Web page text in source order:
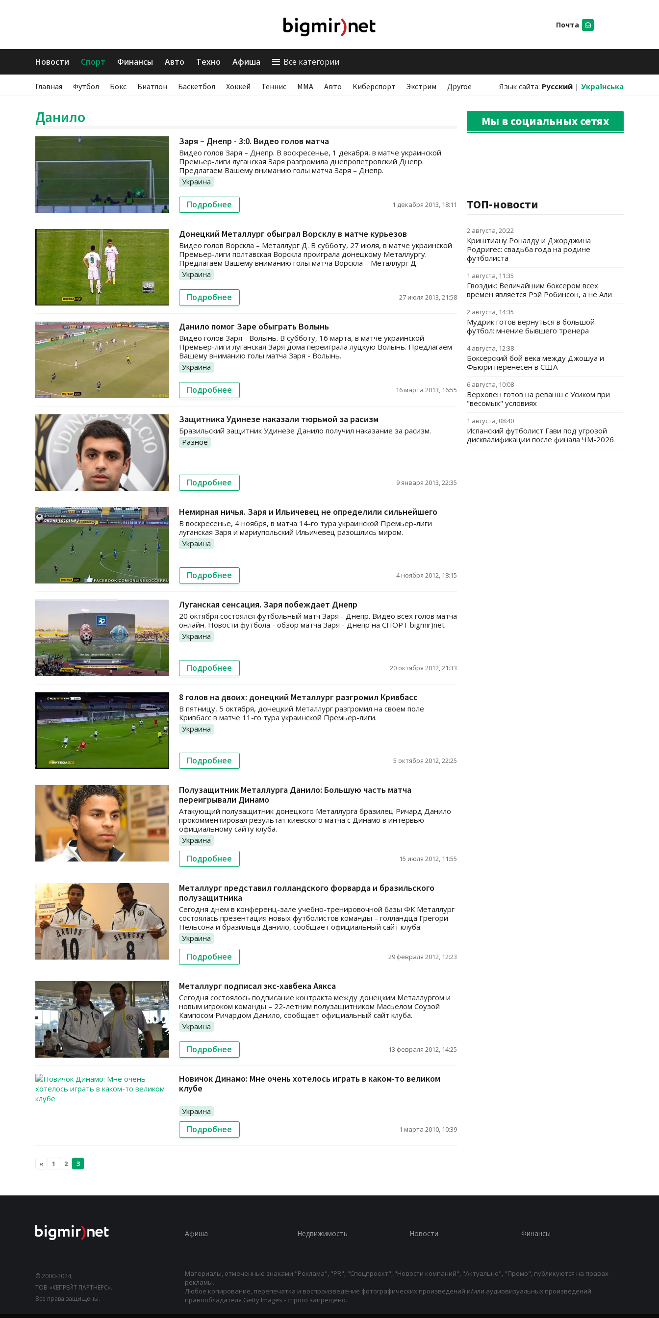
Почта
Новости Спорт Финансы Авто Техно Афиша Все категории
Главная Футбол Бокс Биатлон Баскетбол Хоккей Теннис ММА Авто Киберспорт Экстрим Другое Язык сайта: Русский | Українська
Данило
Заря – Днепр - 3:0. Видео голов матча
Видео голов Заря – Днепр. В воскресенье, 1 декабря, в матче украинской
Премьер-лиги луганская Заря разгромила днепропетровский Днепр.
Предлагаем Вашему вниманию голы матча Заря – Днепр.
Украина
Подробнее 1 декабря 2013, 18:11
Донецкий Металлург обыграл Ворсклу в матче курьезов
Видео голов Ворскла – Металлург Д. В субботу, 27 июля, в матче украинской
Премьер-лиги полтавская Ворскла проиграла донецкому Металлургу.
Предлагаем Вашему вниманию голы матча Ворскла – Металлург Д.
Украина
Подробнее 27 июля 2013, 21:58
Данило помог Заре обыграть Волынь
Видео голов Заря - Волынь. В субботу, 16 марта, в матче украинской
Премьер-лиги луганская Заря дома переиграла луцкую Волынь. Предлагаем
Вашему вниманию голы матча Заря - Волынь.
Украина
Подробнее 16 марта 2013, 16:55
Защитника Удинезе наказали тюрьмой за расизм
Бразильский защитник Удинезе Данило получил наказание за расизм.
Разное
Подробнее 9 января 2013, 22:35
Немирная ничья. Заря и Ильичевец не определили сильнейшего
В воскресенье, 4 ноября, в матча 14-го тура украинской Премьер-лиги
луганская Заря и мариупольский Ильичевец разошлись миром.
Украина
Подробнее 4 ноября 2012, 18:15
Луганская сенсация. Заря побеждает Днепр
20 октября состоялся футбольный матч Заря - Днепр. Видео всех голов матча
онлайн. Новости футбола - обзор матча Заря - Днепр на СПОРТ bigmir)net
Украина
Подробнее 20 октября 2012, 21:33
8 голов на двоих: донецкий Металлург разгромил Кривбасс
В пятницу, 5 октября, донецкий Металлург разгромил на своем поле
Кривбасс в матче 11-го тура украинской Премьер-лиги.
Украина
Подробнее 5 октября 2012, 22:25
Полузащитник Металлурга Данило: Большую часть матча
переигрывали Динамо
Атакующий полузащитник донецкого Металлурга бразилец Ричард Данило
прокомментировал результат киевского матча с Динамо в интервью
официальному сайту клуба.
Украина
Подробнее 15 июля 2012, 11:55
Металлург представил голландского форварда и бразильского
полузащитника
Сегодня днем в конференц-зале учебно-тренировочной базы ФК Металлург
состоялась презентация новых футболистов команды – голландца Грегори
Нельсона и бразильца Данило, сообщает официальный сайт клуба.
Украина
Подробнее 29 февраля 2012, 12:23
Металлург подписал экс-хавбека Аякса
Сегодня состоялось подписание контракта между донецким Металлургом и
новым игроком команды – 22-летним полузащитником Масьелом Соузой
Кампосом Ричардом Данило, сообщает официальный сайт клуба.
Украина
Подробнее 13 февраля 2012, 14:25
Новичок Динамо: Мне очень хотелось играть в каком-то великом
клубе
Украина
Подробнее 1 марта 2010, 10:39
« 1 2 3
Мы в социальных сетях
ТОП-новости
2 августа, 20:22
Криштиану Роналду и Джорджина
Родригес: свадьба года на родине
футболиста
1 августа, 11:35
Гвоздик: Величайшим боксером всех
времен является Рэй Робинсон, а не Али
2 августа, 14:35
Мудрик готов вернуться в большой
футбол: мнение бывшего тренера
4 августа, 12:38
Боксерский бой века между Джошуа и
Фьюри перенесен в США
6 августа, 10:08
Верховен готов на реванш с Усиком при
"весомых" условиях
1 августа, 08:40
Испанский футболист Гави под угрозой
дисквалификации после финала ЧМ-2026
© 2000-2024,
ТОВ «КЕПРЕЙТ ПАРТНЕРС».
Все права защищены.
Афиша Недвижимость Новости Финансы
Материалы, отмеченные знаками "Реклама", "PR", "Спецпроект", "Новости компаний", "Актуально", "Промо", публикуются на правах
рекламы.
Любое копирование, перепечатка и воспроизведение фотографических произведений и/или аудиовизуальных произведений
правообладателя Getty Images - строго запрещено.